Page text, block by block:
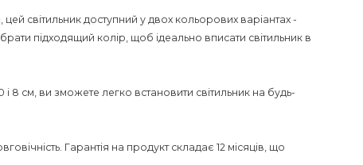
світильник доступний у двох кольорових варіантах -
підходящий колір, щоб ідеально вписати світильник в
8 см, ви зможете легко встановити світильник на будь-
Гарантія на продукт складає 12 місяців, що